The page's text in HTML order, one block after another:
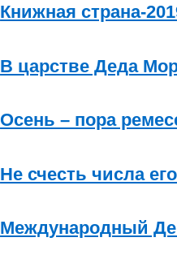
Книжная страна-
В царстве Деда
Осень – пора
Не счесть числа
Международный